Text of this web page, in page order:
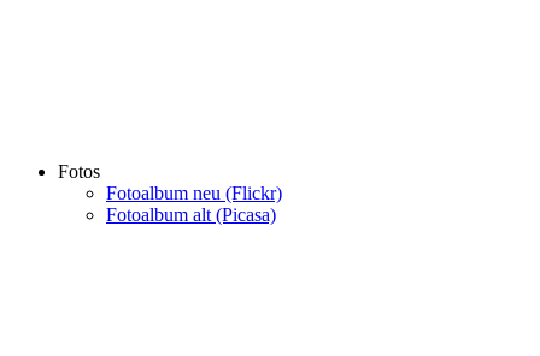
Fotos
Fotoalbum neu (Flickr)
Fotoalbum alt (Picasa)